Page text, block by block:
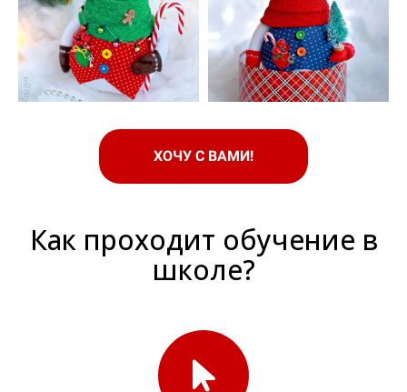
ХОЧУ С ВАМИ!
Как проходит обучение в
школе?